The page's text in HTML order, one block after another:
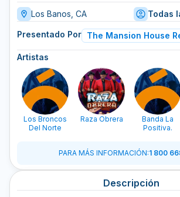
Los Banos, CA Todas
Presentado Por
Artistas
Los Broncos
Del Norte
Raza Obrera
Banda La
Positiva.
PARA MÁS INFORMACIÓN:1 800
Descripción